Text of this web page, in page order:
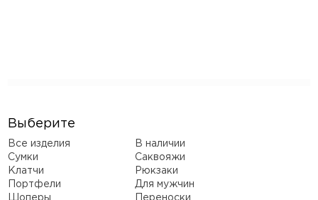
Выберите
Все изделия
В наличии
Сумки
Саквояжи
Клатчи
Рюкзаки
Портфели
Для мужчин
Шоперы
Переноски